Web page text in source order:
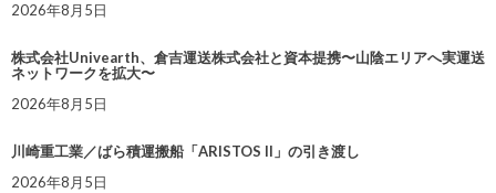
2026年8月5日
株式会社Univearth、倉吉運送株式会社と資本提携〜山陰エリアへ実運送
ネットワークを拡大〜
2026年8月5日
川崎重工業／ばら積運搬船「ARISTOS II」の引き渡し
2026年8月5日